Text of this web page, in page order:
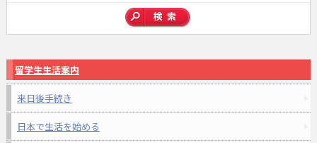
留学生生活案内
来日後手続き
日本で生活を始める